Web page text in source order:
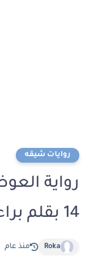
روايات شيقه
رواية
14 بقلم براءة محمد
Roka منذ عام